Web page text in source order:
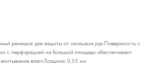
ремешок для защиты от скользких рук.Поверхность с
с перфорацией на большой площади обеспечивают
влаги.Толщина: 0,55 мм